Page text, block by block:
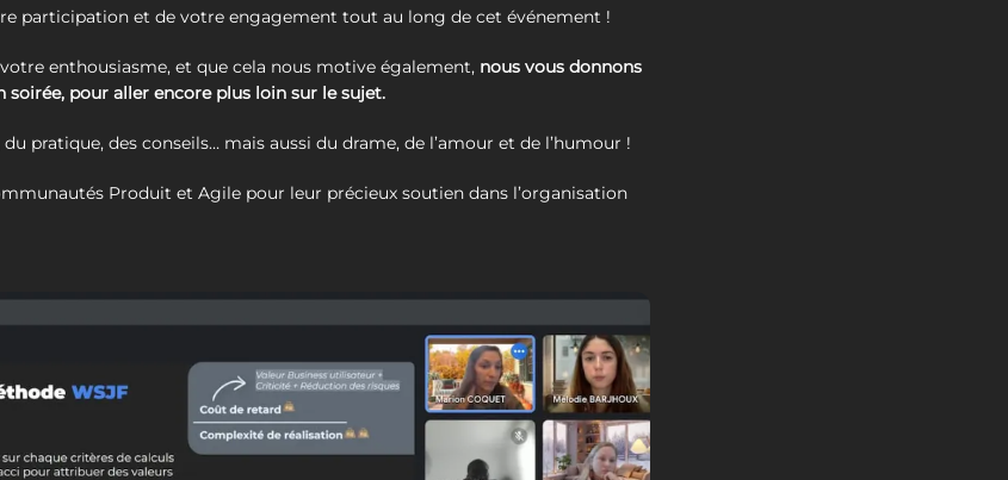
participation et de votre engagement tout au long de cet événement !
enthousiasme, et que cela nous motive également, nous vous donnons
soirée, pour aller encore plus loin sur le sujet.
pratique, des conseils… mais aussi du drame, de l’amour et de l’humour !
Produit et Agile pour leur précieux soutien dans l’organisation